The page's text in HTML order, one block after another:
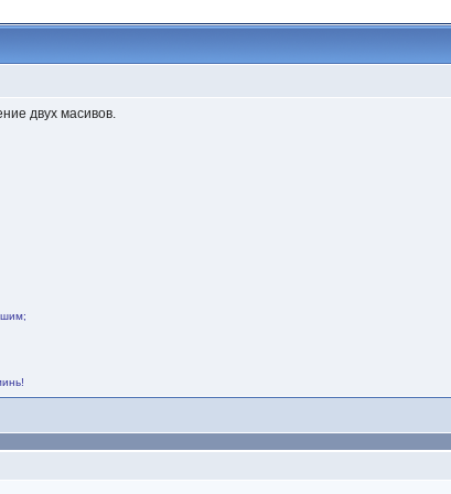
двух масивов.